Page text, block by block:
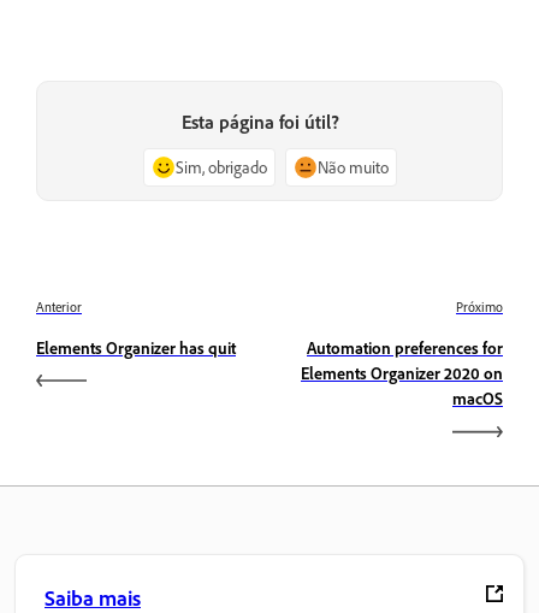
Esta página foi útil?
Sim, obrigado Não muito
Anterior
Elements Organizer has quit
Próximo
Automation preferences for
Elements Organizer 2020 on
macOS
Saiba mais